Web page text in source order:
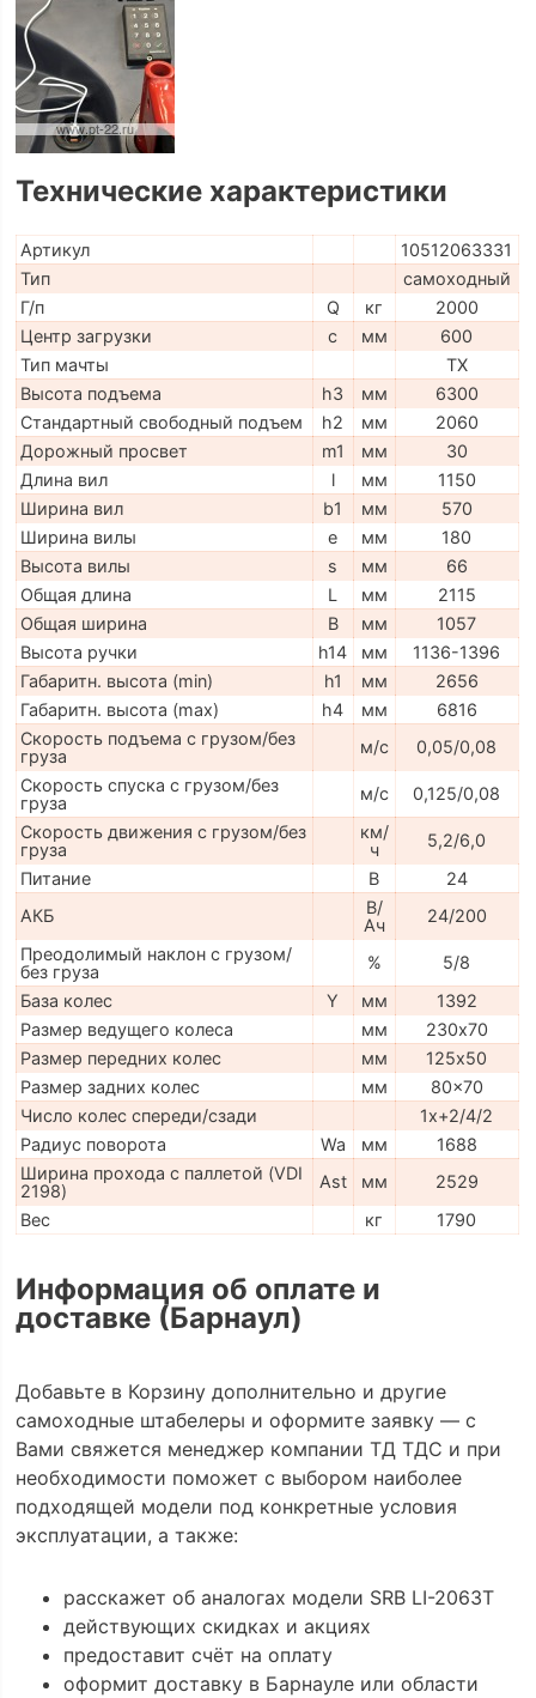
Технические характеристики
Артикул
10512063331
Тип
самоходный
Г/п
Q кг
2000
Центр загрузки
c мм
600
Тип мачты
TX
Высота подъема
h3 мм
6300
Стандартный свободный подъем
h2 мм
2060
Дорожный просвет
m1 мм
30
Длина вил
l мм
1150
Ширина вил
b1 мм
570
Ширина вилы
e мм
180
Высота вилы
s мм
66
Общая длина
L мм
2115
Общая ширина
B мм
1057
Высота ручки
h14 мм
1136-1396
Габаритн. высота (min)
h1 мм
2656
Габаритн. высота (max)
h4 мм
6816
Скорость подъема с грузом/без
груза
м/с
0,05/0,08
Скорость спуска с грузом/без
груза
м/с
0,125/0,08
Скорость движения с грузом/без
груза
км/
ч
5,2/6,0
Питание
В
24
АКБ
В/
Ач
24/200
Преодолимый наклон с грузом/
без груза
%
5/8
База колес
Y мм
1392
Размер ведущего колеса
мм
230х70
Размер передних колес
мм
125х50
Размер задних колес
мм
80x70
Число колес спереди/сзади
1x+2/4/2
Радиус поворота
Wa мм
1688
Ширина прохода с паллетой (VDI
2198)
Ast мм
2529
Вес
кг 1790
Информация об оплате и
доставке (Барнаул)
Добавьте в Корзину дополнительно и другие
самоходные штабелеры и оформите заявку — с
Вами свяжется менеджер компании ТД ТДС и при
необходимости поможет с выбором наиболее
подходящей модели под конкретные условия
эксплуатации, а также:
расскажет об аналогах модели SRB LI-2063Т
действующих скидках и акциях
предоставит счёт на оплату
оформит доставку в Барнауле или области